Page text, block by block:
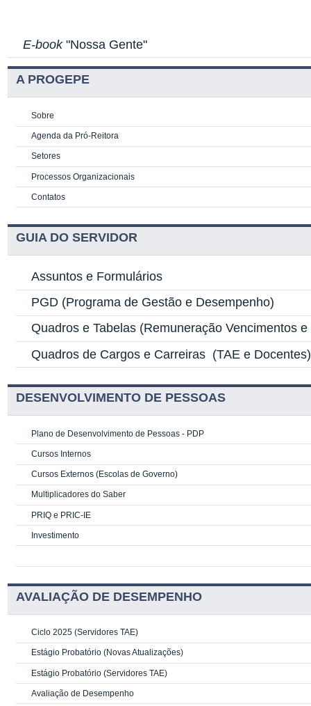
E-book"Nossa Gente"
A PROGEPE
Sobre
Agenda da Pró-Reitora
Setores
Processos Organizacionais
Contatos
GUIA DO SERVIDOR
Assuntos e Formulários
PGD (Programa de Gestão e Desempenho)
Quadros e Tabelas (Remuneração Vencimentos
Quadros de Cargos e Carreiras (TAE e Docentes)
DESENVOLVIMENTO DE PESSOAS
Plano de Desenvolvimento de Pessoas - PDP
Cursos Internos
Cursos Externos (Escolas de Governo)
Multiplicadores do Saber
PRIQ e PRIC-IE
Investimento
AVALIAÇÃO DE DESEMPENHO
Ciclo 2025 (Servidores TAE)
Estágio Probatório (Novas Atualizações)
Estágio Probatório (Servidores TAE)
Avaliação de Desempenho